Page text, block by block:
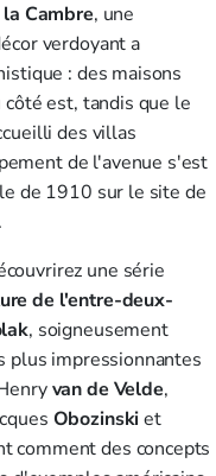
Cambre, une
verdoyant a
: des maisons
est, tandis que le
des villas
de l'avenue s'est
de 1910 sur le site de
une série
de l'entre-deux-
, soigneusement
plus impressionnantes
van de Velde,
Obozinskiet
comment des concepts